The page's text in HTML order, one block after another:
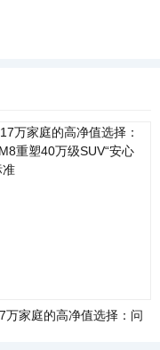
万家庭的高净值选择：问